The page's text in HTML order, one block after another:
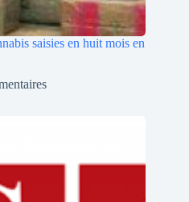
saisies en huit mois en